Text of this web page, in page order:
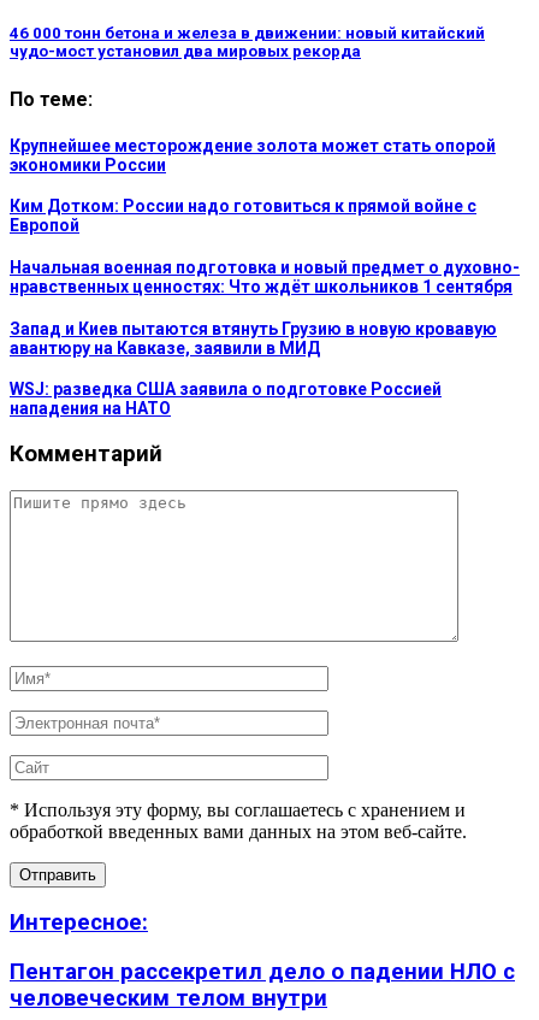
46 000 тонн бетона и железа в движении: новый китайский
чудо-мост установил два мировых рекорда
По теме:
Крупнейшее месторождение золота может стать опорой
экономики России
Ким Дотком: России надо готовиться к прямой войне с
Европой
Начальная военная подготовка и новый предмет о духовно-
нравственных ценностях: Что ждёт школьников 1 сентября
Запад и Киев пытаются втянуть Грузию в новую кровавую
авантюру на Кавказе, заявили в МИД
WSJ: разведка США заявила о подготовке Россией
нападения на НАТО
Комментарий
* Используя эту форму, вы соглашаетесь с хранением и
обработкой введенных вами данных на этом веб-сайте.
Интересное:
Пентагон рассекретил дело о падении НЛО с
человеческим телом внутри